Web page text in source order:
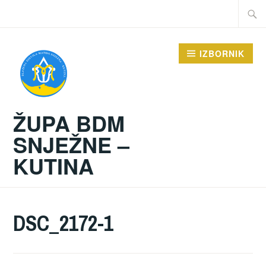
Traži:
ŽUPA BDM
SNJEŽNE –
KUTINA
IZBORNIK
DSC_2172-1